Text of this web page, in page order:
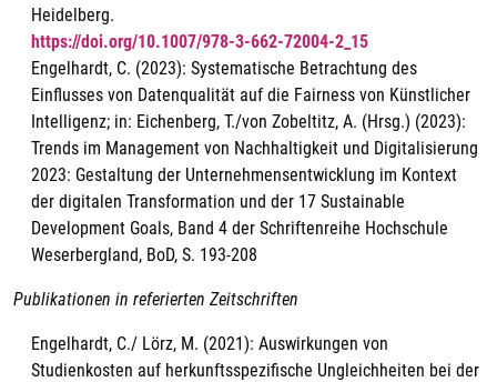
Heidelberg.
https://doi.org/10.1007/978-3-662-72004-2_15
Engelhardt, C. (2023): Systematische Betrachtung des
Einflusses von Datenqualität auf die Fairness von Künstlicher
Intelligenz; in: Eichenberg, T./von Zobeltitz, A. (Hrsg.) (2023):
Trends im Management von Nachhaltigkeit und Digitalisierung
2023: Gestaltung der Unternehmensentwicklung im Kontext
der digitalen Transformation und der 17 Sustainable
Development Goals, Band 4 der Schriftenreihe Hochschule
Weserbergland, BoD, S. 193-208
Publikationen in referierten Zeitschriften
Engelhardt, C./ Lörz, M. (2021): Auswirkungen von
Studienkosten auf herkunftsspezifische Ungleichheiten bei der